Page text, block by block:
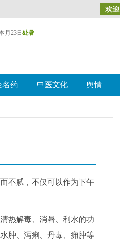
月23日 处暑
名药 中医文化 舆情
不腻，不仅可以作为下午
热解毒、消暑、利水的功
肿、泻痢、丹毒、痈肿等